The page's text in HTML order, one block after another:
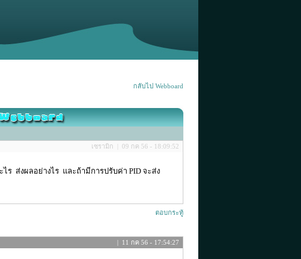
กลับไป Webboard
เซรามิก | 09 กค 56 - 18:09:52
ร ส่งผลอย่างไร และถ้ามีการปรับค่า PID จะส่ง
ตอบกระทู้
| 11 กค 56 - 17:54:27